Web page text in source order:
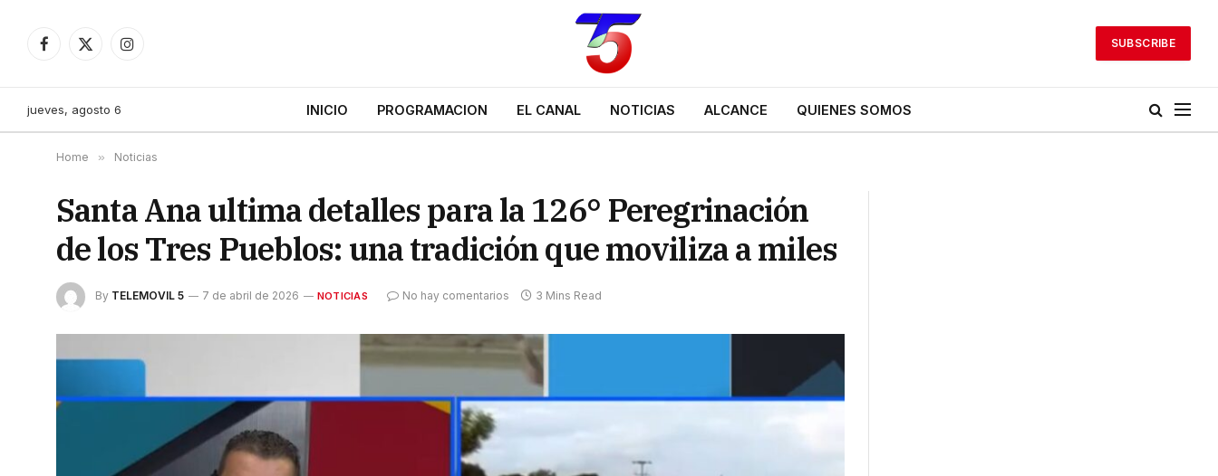
Facebook
X
Instagram
SUBSCRIBE
jueves, agosto 6 INICIO PROGRAMACION EL CANAL NOTICIAS ALCANCE QUIENES SOMOS
Home » Noticias
Santa Ana ultima detalles para la 126° Peregrinación
de los Tres Pueblos: una tradición que moviliza a miles
By TELEMOVIL 5 7 de abril de 2026 NOTICIAS No hay comentarios 3 Mins Read